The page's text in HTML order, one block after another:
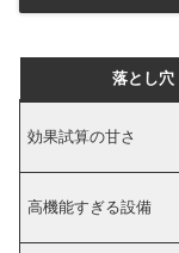
落とし穴
効果試算の甘さ
高機能すぎる設備